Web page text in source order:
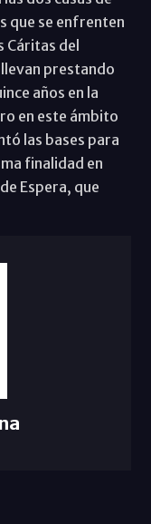
que se enfrenten
Cáritas del
prestando
años en la
en este ámbito
las bases para
finalidad en
Espera, que